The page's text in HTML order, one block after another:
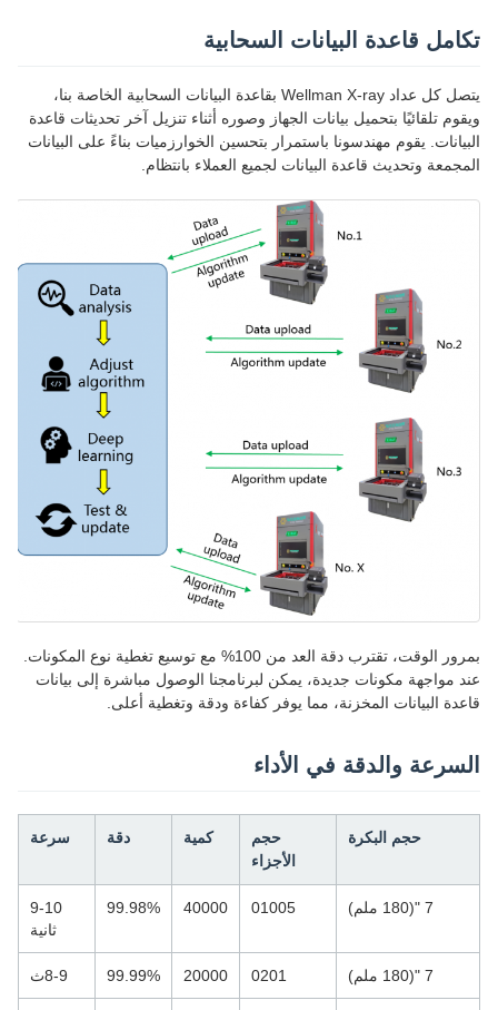
تكامل قاعدة البيانات السحابية
يتصل كل عداد Wellman X-ray بقاعدة البيانات السحابية الخاصة بنا،
ويقوم تلقائيًا بتحميل بيانات الجهاز وصوره أثناء تنزيل آخر تحديثات قاعدة
البيانات. يقوم مهندسونا باستمرار بتحسين الخوارزميات بناءً على البيانات
المجمعة وتحديث قاعدة البيانات لجميع العملاء بانتظام.
بمرور الوقت، تقترب دقة العد من 100% مع توسيع تغطية نوع المكونات.
عند مواجهة مكونات جديدة، يمكن لبرنامجنا الوصول مباشرة إلى بيانات
قاعدة البيانات المخزنة، مما يوفر كفاءة ودقة وتغطية أعلى.
السرعة والدقة في الأداء
حجم البكرة
حجم
الأجزاء
كمية دقة سرعة
7 "(180 ملم) 01005
40000
99.98%
9-10
ثانية
7 "(180 ملم) 0201
20000
99.99% 8-9ث